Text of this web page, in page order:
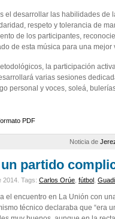
el desarrollar las habilidades de
respeto y tolerancia de
de los participantes,
de esta música para una
la participación
varias sesiones
personal y voces, soleá,
PDF
Noticia de
partido
2014. Tags: Carlos Orúe fútbol
el encuentro en La Unión con
técnico declaraba que “era